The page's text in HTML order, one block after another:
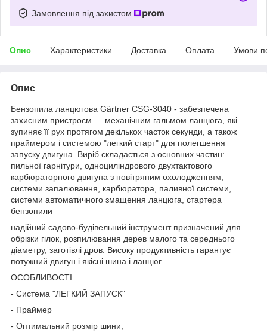
Замовлення під захистом
Опис Характеристики Доставка Оплата Умови
Опис
Бензопила ланцюгова Gärtner CSG-3040 - забезпечена
захисним пристроєм — механічним гальмом ланцюга, які
зупиняє її рух протягом декількох часток секунди, а також
праймером і системою "легкий старт" для полегшення
запуску двигуна. Виріб складається з основних частин:
пильної гарнітури, одноциліндрового двухтактового
карбюраторного двигуна з повітряним охолодженням,
системи запалювання, карбюратора, паливної системи,
системи автоматичного змащення ланцюга, стартера
бензопили
надійний садово-будівельний інструмент призначений для
обрізки гілок, розпилювання дерев малого та середнього
діаметру, заготівлі дров. Високу продуктивність гарантує
потужний двигун і якісні шина і ланцюг
ОСОБЛИВОСТІ
- Система "ЛЕГКИЙ ЗАПУСК"
- Праймер
- Оптимальний розмір шини;